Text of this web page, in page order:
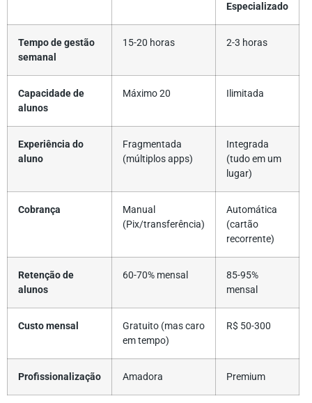
Especializado
Tempo de gestão
semanal
15-20 horas 2-3 horas
Capacidade de
alunos
Máximo 20 Ilimitada
Experiência do
aluno
Fragmentada
(múltiplos apps)
Integrada
(tudo em um
lugar)
Cobrança
Manual
(Pix/transferência)
Automática
(cartão
recorrente)
Retenção de
alunos
60-70% mensal
85-95%
mensal
Custo mensal
Gratuito (mas caro
em tempo)
R$ 50-300
Profissionalização Amadora Premium